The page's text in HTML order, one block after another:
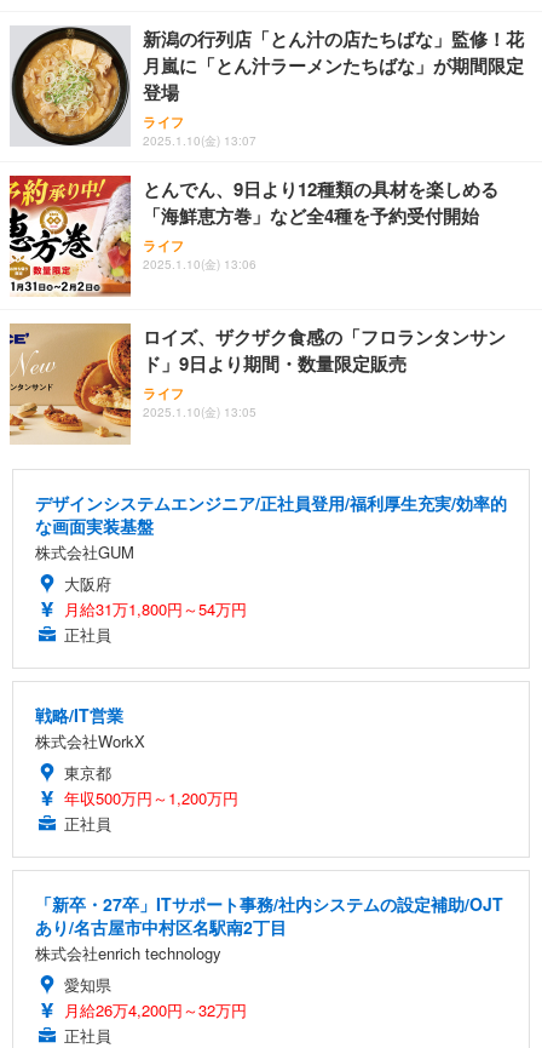
新潟の行列店「とん汁の店たちばな」監修！花
月嵐に「とん汁ラーメンたちばな」が期間限定
登場
ライフ
2025.1.10(金) 13:07
とんでん、9日より12種類の具材を楽しめる
「海鮮恵方巻」など全4種を予約受付開始
ライフ
2025.1.10(金) 13:06
ロイズ、ザクザク食感の「フロランタンサン
ド」9日より期間・数量限定販売
ライフ
2025.1.10(金) 13:05
デザインシステムエンジニア/正社員登用/福利厚生充実/効率的
な画面実装基盤
株式会社GUM
大阪府
月給31万1,800円～54万円
正社員
戦略/IT営業
株式会社WorkX
東京都
年収500万円～1,200万円
正社員
「新卒・27卒」ITサポート事務/社内システムの設定補助/OJT
あり/名古屋市中村区名駅南2丁目
株式会社enrich technology
愛知県
月給26万4,200円～32万円
正社員